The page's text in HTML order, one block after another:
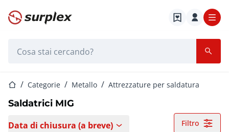
Home
Home Categorie Metallo Attrezzature per saldatura
Saldatrici MIG
Data di chiusura (a breve) Filtro